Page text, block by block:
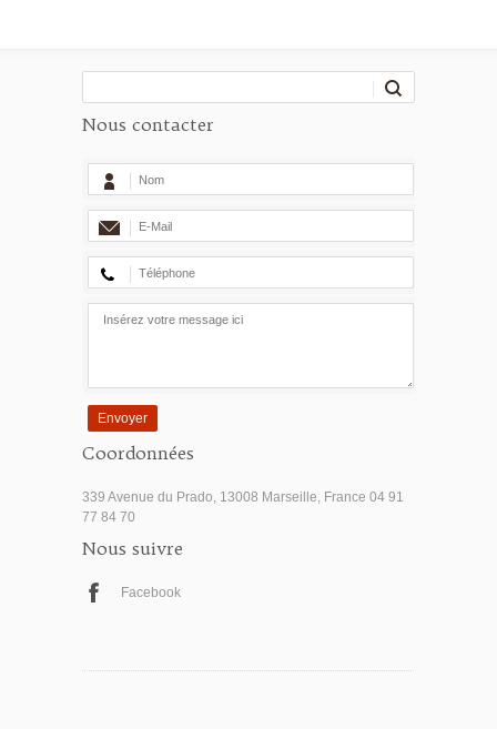
Nous contacter
Envoyer
Coordonnées
339 Avenue du Prado, 13008 Marseille, France 04 91
77 84 70
Nous suivre
Facebook